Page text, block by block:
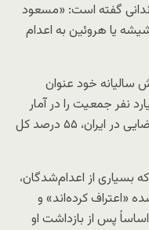
گفته است: «مسعود
یا هروئین به اعدام
سالیانه خود عنوان
کشور چین با ۱.۴ میلیارد نفر جمعیت را در آمار
در نظر نگیریم، شمار اعدام‌ها با حکم قضایی در ایران، ۵۵ درصد کل
بسیاری از اعدام‌شدگان،
«اعتراف کرده‌اند» و
پس از بازداشت او